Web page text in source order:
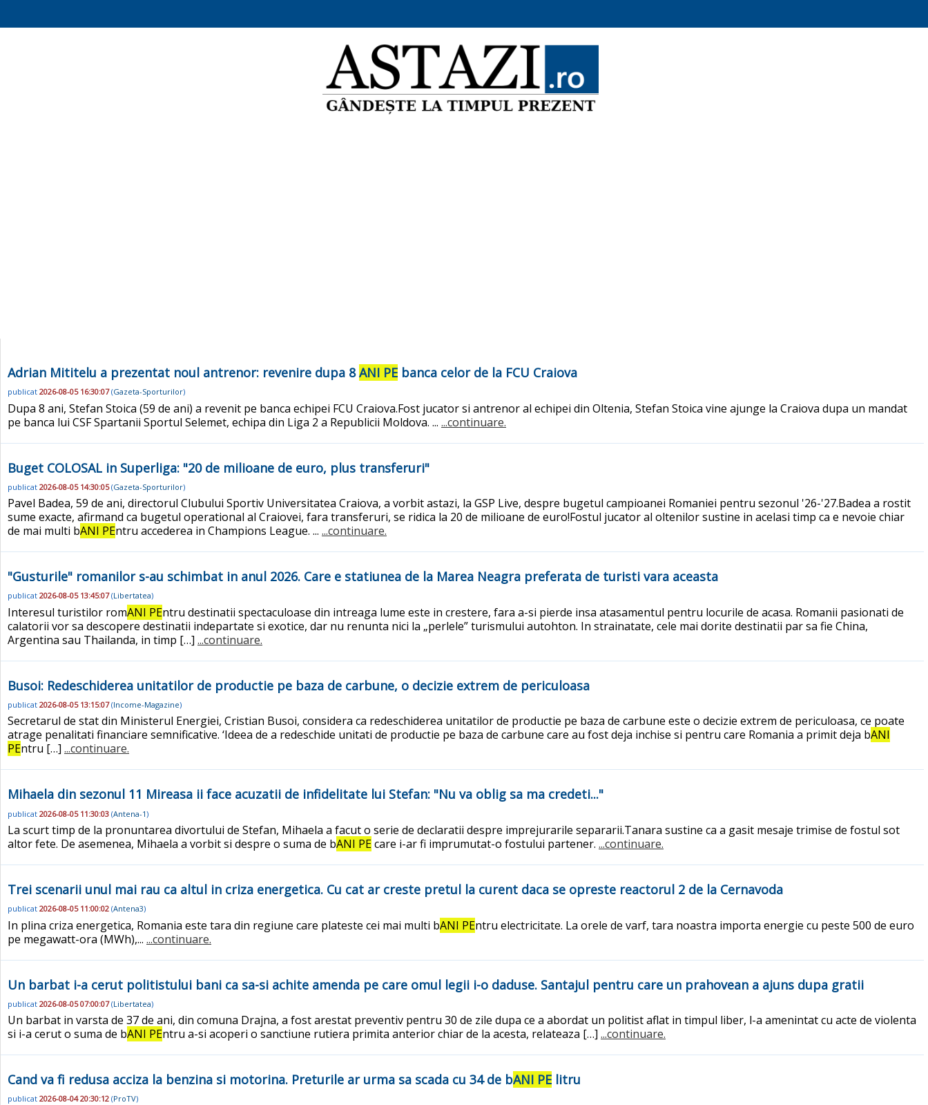
Adrian Mititelu a prezentat noul antrenor: revenire dupa 8ANI PE banca celor de la FCU Craiova
publicat 2026-08-05 16:30:07(Gazeta-Sporturilor)
Dupa 8 ani, Stefan Stoica (59 de ani) a revenit pe banca echipei FCU Craiova.Fost jucator si antrenor al echipei din Oltenia, Stefan Stoica vine ajunge la Craiova dupa un mandat
pe banca lui CSF Spartanii Sportul Selemet, echipa din Liga 2 a Republicii Moldova. ... ...continuare.
Buget COLOSAL in Superliga: "20 de milioane de euro, plus transferuri"
publicat 2026-08-05 14:30:05(Gazeta-Sporturilor)
Pavel Badea, 59 de ani, directorul Clubului Sportiv Universitatea Craiova, a vorbit astazi, la GSP Live, despre bugetul campioanei Romaniei pentru sezonul '26-'27.Badea a rostit
sume exacte, afirmand ca bugetul operational al Craiovei, fara transferuri, se ridica la 20 de milioane de euro!Fostul jucator al oltenilor sustine in acelasi timp ca e nevoie chiar
de mai multi bANI PEntru accederea in Champions League. ... ...continuare.
"Gusturile" romanilor s-au schimbat in anul 2026. Care e statiunea de la Marea Neagra preferata de turisti vara aceasta
publicat 2026-08-05 13:45:07(Libertatea)
Interesul turistilor romANI PEntru destinatii spectaculoase din intreaga lume este in crestere, fara a-si pierde insa atasamentul pentru locurile de acasa. Romanii pasionati de
calatorii vor sa descopere destinatii indepartate si exotice, dar nu renunta nici la „perlele” turismului autohton. In strainatate, cele mai dorite destinatii par sa fie China,
Argentina sau Thailanda, in timp […] ...continuare.
Busoi: Redeschiderea unitatilor de productie pe baza de carbune, o decizie extrem de periculoasa
publicat 2026-08-05 13:15:07(Income-Magazine)
Secretarul de stat din Ministerul Energiei, Cristian Busoi, considera ca redeschiderea unitatilor de productie pe baza de carbune este o decizie extrem de periculoasa, ce poate
atrage penalitati financiare semnificative. ‘Ideea de a redeschide unitati de productie pe baza de carbune care au fost deja inchise si pentru care Romania a primit deja bANI
PEntru […] ...continuare.
Mihaela din sezonul 11 Mireasa ii face acuzatii de infidelitate lui Stefan: "Nu va oblig sa ma credeti..."
publicat 2026-08-05 11:30:03 (Antena-1)
La scurt timp de la pronuntarea divortului de Stefan, Mihaela a facut o serie de declaratii despre imprejurarile separarii.Tanara sustine ca a gasit mesaje trimise de fostul sot
altor fete. De asemenea, Mihaela a vorbit si despre o suma de bANI PEcare i-ar fi imprumutat-o fostului partener. ...continuare.
Trei scenarii unul mai rau ca altul in criza energetica. Cu cat ar creste pretul la curent daca se opreste reactorul 2 de la Cernavoda
publicat 2026-08-05 11:00:02 (Antena3)
In plina criza energetica, Romania este tara din regiune care plateste cei mai multi bANI PEntru electricitate. La orele de varf, tara noastra importa energie cu peste 500 de euro
pe megawatt-ora (MWh),... ...continuare.
Un barbat i-a cerut politistului bani ca sa-si achite amenda pe care omul legii i-o daduse. Santajul pentru care un prahovean a ajuns dupa gratii
publicat 2026-08-05 07:00:07(Libertatea)
Un barbat in varsta de 37 de ani, din comuna Drajna, a fost arestat preventiv pentru 30 de zile dupa ce a abordat un politist aflat in timpul liber, l-a amenintat cu acte de violenta
si i-a cerut o suma de bANI PEntru a-si acoperi o sanctiune rutiera primita anterior chiar de la acesta, relateaza […] ...continuare.
Cand va fi redusa acciza la benzina si motorina. Preturile ar urma sa scada cu 34 de bANI PE litru
publicat 2026-08-04 20:30:12 (ProTV)